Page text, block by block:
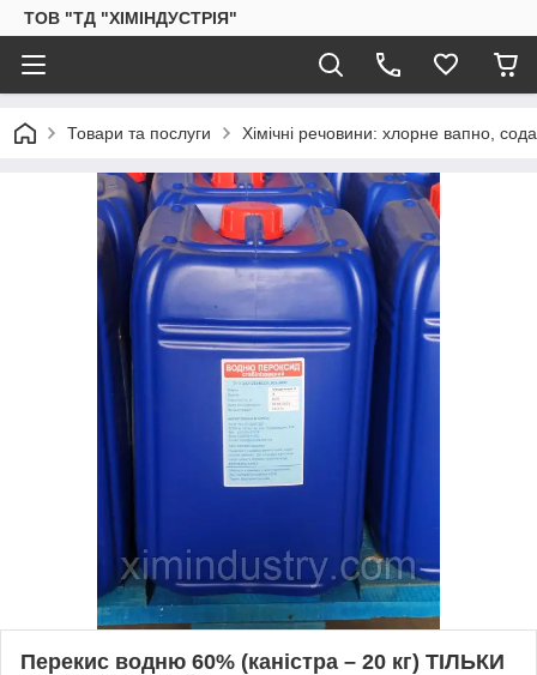
ТОВ "ТД "ХІМІНДУСТРІЯ"
Товари та послуги Хімічні речовини: хлорне вапно,
Перекис водню 60% (каністра – 20 кг) ТІЛЬКИ